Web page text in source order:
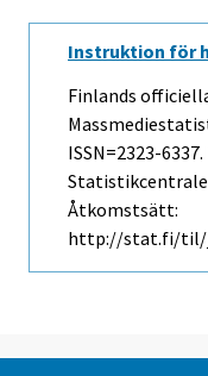
Instruktion för
Finlands
ISSN=2323-
Åtkomstsätt:
http://stat.fi/til/